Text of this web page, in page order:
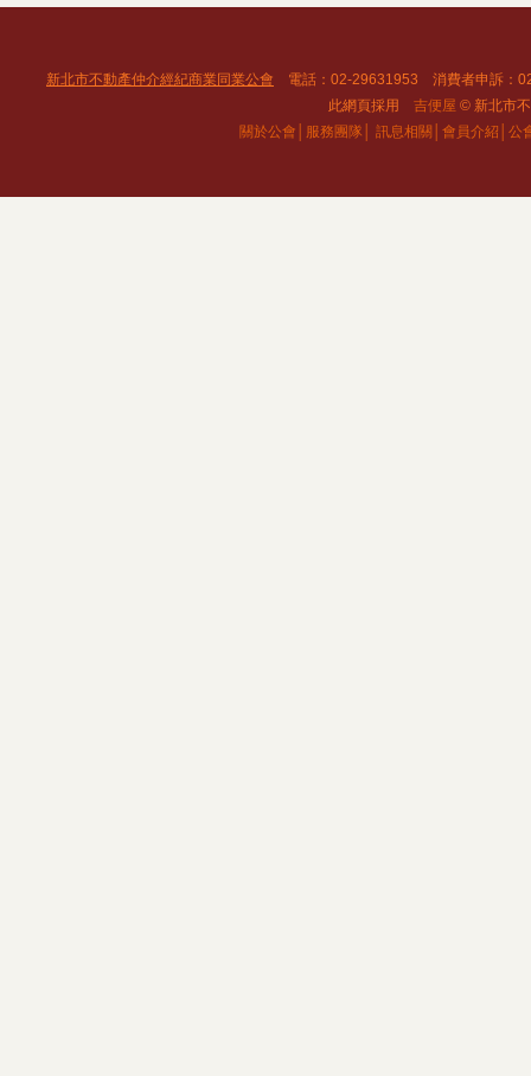
新北市不動產仲介經紀商業同業公會 電話：02-29631953 消費者申訴：
此網頁採用 吉便屋 © 新北市
關於公會│ 服務團隊│ 訊息相關│ 會員介紹│ 公